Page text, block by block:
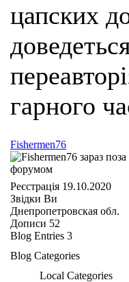
цапских
гарного
Fishermen76
Реєстрація 19.10.2020
Звідки Ви
Днепропетровская обл.
Дописи 52
Blog Entries 3
Blog Categories
Local Categories